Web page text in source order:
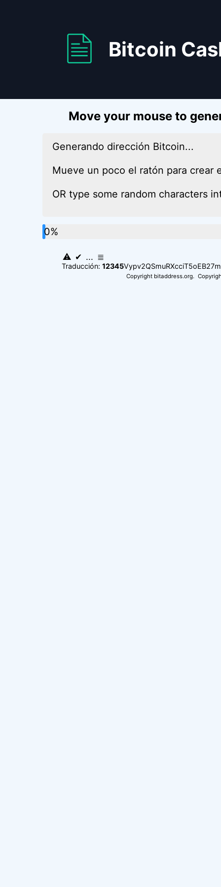
Bitcoin
Move your mouse to
Generando dirección Bitcoin...
Mueve un poco el ratón para crear
OR type some random characters
0%
⚠ ✔ ... ≣
Traducción: 12345
Copyright bitaddress.org.